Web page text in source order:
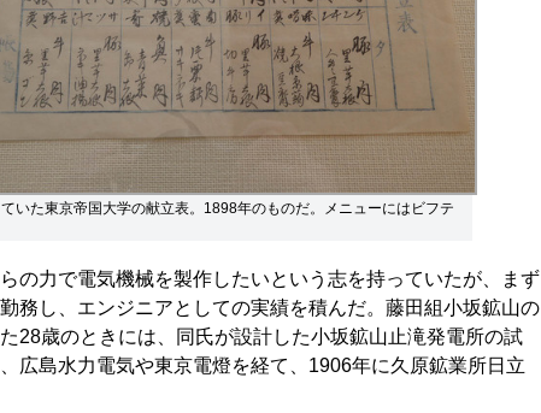
いた東京帝国大学の献立表。1898年のものだ。メニューにはビフテ
の力で電気機械を製作したいという志を持っていたが、まず
務し、エンジニアとしての実績を積んだ。藤田組小坂鉱山の
28歳のときには、同氏が設計した小坂鉱山止滝発電所の試
広島水力電気や東京電燈を経て、1906年に久原鉱業所日立